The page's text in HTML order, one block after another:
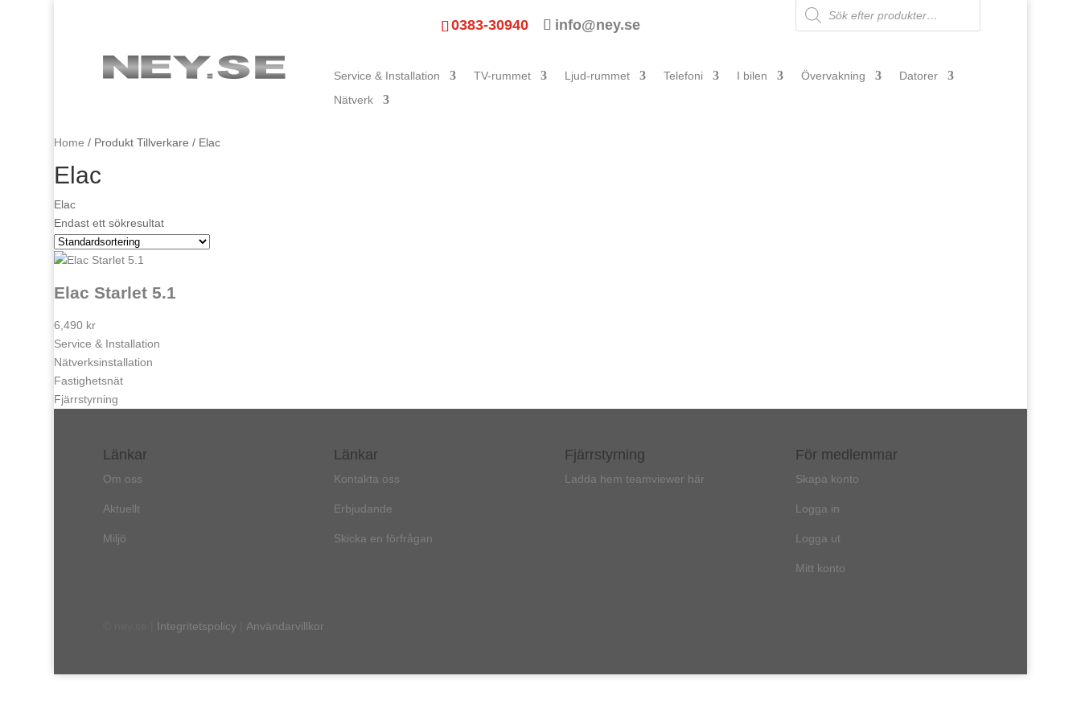
0383-30940 info@ney.se
search
Service & Installation TV-rummet Ljud-rummet Telefoni I bilen Övervakning
Datorer
Nätverk
Home / Produkt Tillverkare / Elac
Elac
Elac
Endast ett sökresultat
Elac Starlet 5.1
6,490 kr
Service & Installation
Nätverksinstallation
Fastighetsnät
Fjärrstyrning
Länkar
Om oss
Aktuellt
Miljö
Länkar
Kontakta oss
Erbjudande
Skicka en förfrågan
Fjärrstyrning
Ladda hem teamviewer här
För medlemmar
Skapa konto
Logga in
Logga ut
Mitt konto
Integritetspolicy| Användarvillkor